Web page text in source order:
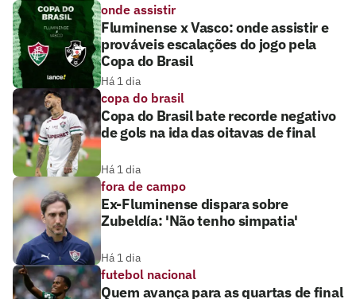
onde assistir
Fluminense x Vasco: onde assistir e
prováveis escalações do jogo pela
Copa do Brasil
Há 1 dia
copa do brasil
Copa do Brasil bate recorde negativo
de gols na ida das oitavas de final
Há 1 dia
fora de campo
Ex-Fluminense dispara sobre
Zubeldía: 'Não tenho simpatia'
Há 1 dia
futebol nacional
Quem avança para as quartas de final